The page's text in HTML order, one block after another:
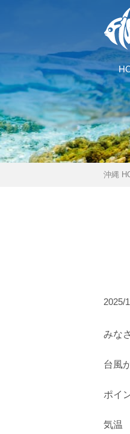
沖縄
2025/
みな
台風
ポイ
気温
1.スイム開始の判断
クジラを発見した場
たとえクジラが近く